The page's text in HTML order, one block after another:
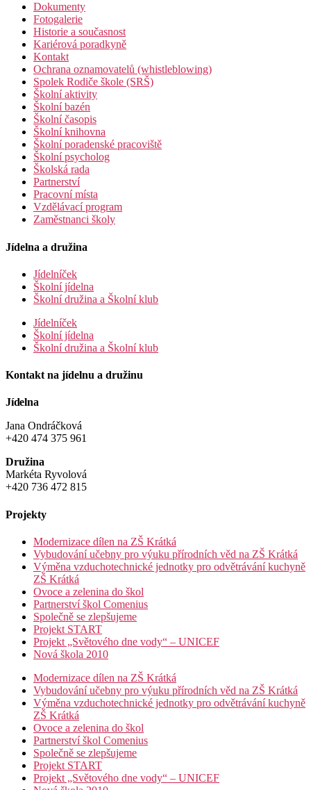
Dokumenty
Fotogalerie
Historie a současnost
Kariérová poradkyně
Kontakt
Ochrana oznamovatelů (whistleblowing)
Spolek Rodiče škole (SRŠ)
Školní aktivity
Školní bazén
Školní časopis
Školní knihovna
Školní poradenské pracoviště
Školní psycholog
Školská rada
Partnerství
Pracovní místa
Vzdělávací program
Zaměstnanci školy
Jídelna a družina
Jídelníček
Školní jídelna
Školní družina a Školní klub
Jídelníček
Školní jídelna
Školní družina a Školní klub
Kontakt na jídelnu a družinu
Jídelna
Jana Ondráčková
+420 474 375 961
Družina
Markéta Ryvolová
+420 736 472 815
Projekty
Modernizace dílen na ZŠ Krátká
Vybudování učebny pro výuku přírodních věd na ZŠ Krátká
Výměna vzduchotechnické jednotky pro odvětrávání kuchyně
ZŠ Krátká
Ovoce a zelenina do škol
Partnerství škol Comenius
Společně se zlepšujeme
Projekt START
Projekt „Světového dne vody“ – UNICEF
Nová škola 2010
Modernizace dílen na ZŠ Krátká
Vybudování učebny pro výuku přírodních věd na ZŠ Krátká
Výměna vzduchotechnické jednotky pro odvětrávání kuchyně
ZŠ Krátká
Ovoce a zelenina do škol
Partnerství škol Comenius
Společně se zlepšujeme
Projekt START
Projekt „Světového dne vody“ – UNICEF